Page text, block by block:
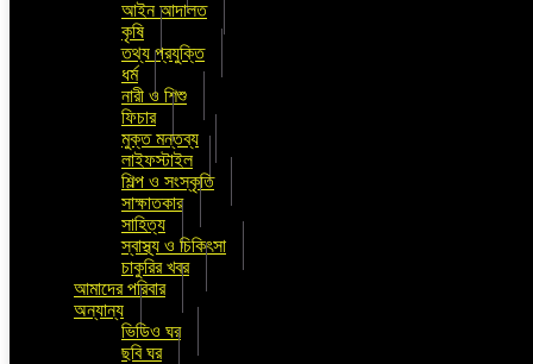
আইন আদালত
কৃষি
তথ্য প্রযুক্তি
ধর্ম
নারী ও শিশু
ফিচার
মুক্ত মন্তব্য
লাইফস্টাইল
শিল্প ও সংস্কৃতি
সাক্ষাতকার
সাহিত্য
স্বাস্থ্য ও চিকিৎসা
চাকুরির খবর
আমাদের পরিবার
অন্যান্য
ভিডিও ঘর
ছবি ঘর